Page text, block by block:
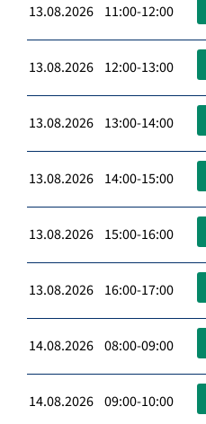
13.08.2026 11:00-12:00
13.08.2026 12:00-13:00
13.08.2026 13:00-14:00
13.08.2026 14:00-15:00
13.08.2026 15:00-16:00
13.08.2026 16:00-17:00
14.08.2026 08:00-09:00
14.08.2026 09:00-10:00